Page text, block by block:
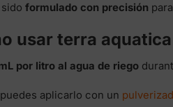
formulado con precisión
usar terra
por litro al agua de riego
aplicarlo con un